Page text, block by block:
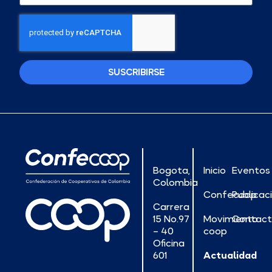
SUSCRIBIRSE
Bogota,
Colombia
Carrera
15 No.97
– 40
Oficina
601
Inicio
Confecoop
Movimiento
coop
Actualidad
Eventos